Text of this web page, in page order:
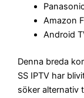
Amazon
Android
Denna breda
SS IPTV har
söker alternativ